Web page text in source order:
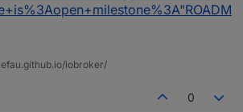
iobroker/
0